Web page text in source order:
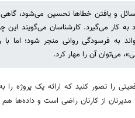
و یافتن خطاها تحسین می‌شود،
کار می‌گیرد. کارشناسان می‌گویند این
به فرسودگی روانی منجر شود؛ اما با
می‌توان آن را مهار کرد.
را تصور کنید که ارائه یک پروژه
از کارتان راضی است و داده‌ها هم